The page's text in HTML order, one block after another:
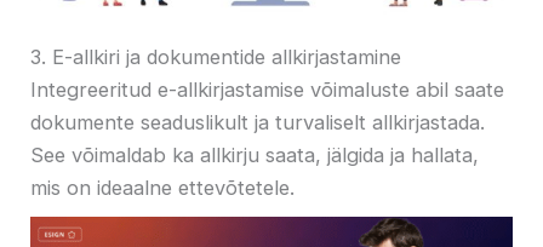
3. E-allkiri ja dokumentide allkirjastamine
Integreeritud e-allkirjastamise võimaluste abil saate
dokumente seaduslikult ja turvaliselt allkirjastada.
See võimaldab ka allkirju saata, jälgida ja hallata,
mis on ideaalne ettevõtetele.